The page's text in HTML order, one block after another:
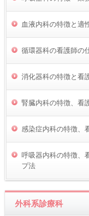
血液内科の特徴と適
循環器科の看護師の
消化器科の特徴と看
腎臓内科の特徴、看
感染症内科の特徴、
呼吸器内科の特徴、
プ法
外科系診療科